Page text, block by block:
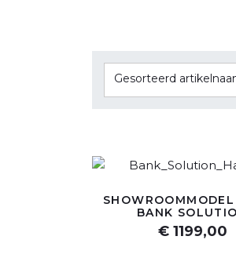
Gesorteerd
BANK
€ 1199,00